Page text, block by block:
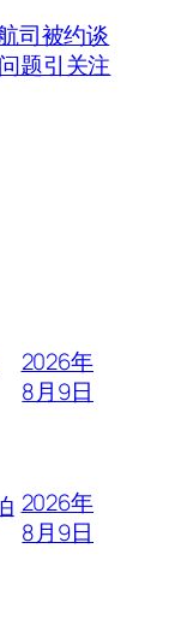
司被约谈
题引关注
2026年
8月9日
2026年
8月9日